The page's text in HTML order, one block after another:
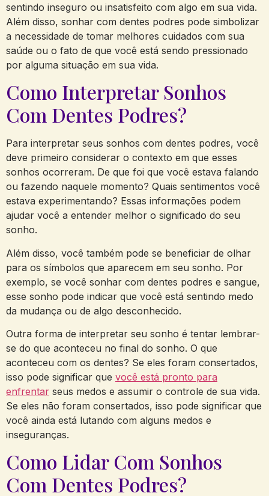
sentindo inseguro ou insatisfeito com algo em sua vida.
Além disso, sonhar com dentes podres pode simbolizar
a necessidade de tomar melhores cuidados com sua
saúde ou o fato de que você está sendo pressionado
por alguma situação em sua vida.
Como Interpretar Sonhos
Com Dentes Podres?
Para interpretar seus sonhos com dentes podres, você
deve primeiro considerar o contexto em que esses
sonhos ocorreram. De que foi que você estava falando
ou fazendo naquele momento? Quais sentimentos você
estava experimentando? Essas informações podem
ajudar você a entender melhor o significado do seu
sonho.
Além disso, você também pode se beneficiar de olhar
para os símbolos que aparecem em seu sonho. Por
exemplo, se você sonhar com dentes podres e sangue,
esse sonho pode indicar que você está sentindo medo
da mudança ou de algo desconhecido.
Outra forma de interpretar seu sonho é tentar lembrar-
se do que aconteceu no final do sonho. O que
aconteceu com os dentes? Se eles foram consertados,
isso pode significar que você está pronto para
enfrentar seus medos e assumir o controle de sua vida.
Se eles não foram consertados, isso pode significar que
você ainda está lutando com alguns medos e
inseguranças.
Como Lidar Com Sonhos
Com Dentes Podres?